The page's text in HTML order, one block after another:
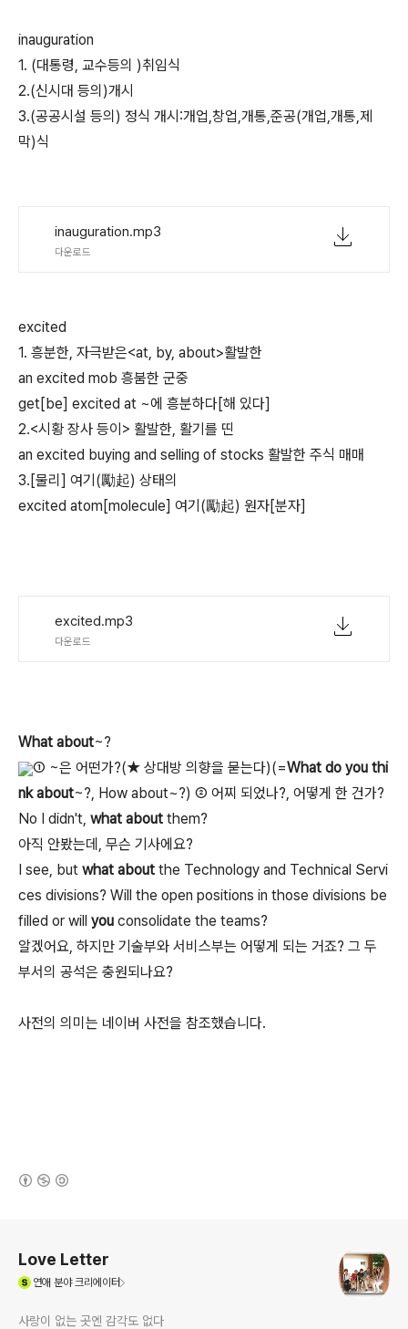
inauguration
1. (대통령, 교수등의 )취임식
2.(신시대 등의)개시
3.(공공시설 등의) 정식 개시:개업,창업,개통,준공(개업,개통,제
막)식
inauguration.mp3
다운로드
excited
1. 흥분한, 자극받은<at, by, about>활발한
an excited mob 흥붐한 군중
get[be] excited at ~에 흥분하다[해 있다]
2.<시황 장사 등이> 활발한, 활기를 띤
an excited buying and selling of stocks 활발한 주식 매매
3.[물리] 여기(勵起) 상태의
excited atom[molecule] 여기(勵起) 원자[분자]
excited.mp3
다운로드
What about~?
① ~은 어떤가?(★ 상대방 의향을 묻는다)(=What do you thi
nk about~?, How about~?) ② 어찌 되었나?, 어떻게 한 건가?
No I didn't, what about them?
아직 안봤는데, 무슨 기사에요?
I see, but what about the Technology and Technical Servi
ces divisions? Will the open positions in those divisions be
filled or will you consolidate the teams?
알겠어요, 하지만 기술부와 서비스부는 어떻게 되는 거죠? 그 두
부서의 공석은 충원되나요?
사전의 의미는 네이버 사전을 참조했습니다.
Love Letter
연애 분야 크리에이터
사랑이 없는 곳엔 감각도 없다